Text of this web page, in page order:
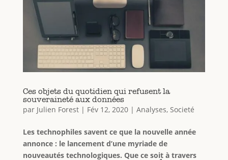
Ces objets du quotidien qui refusent la
souveraineté aux données
par Julien Forest| Fév 12, 2020| Analyses, Societé
Les technophiles savent ce que la nouvelle année
annonce : le lancement d’une myriade de
nouveautés technologiques. Que ce soit à travers